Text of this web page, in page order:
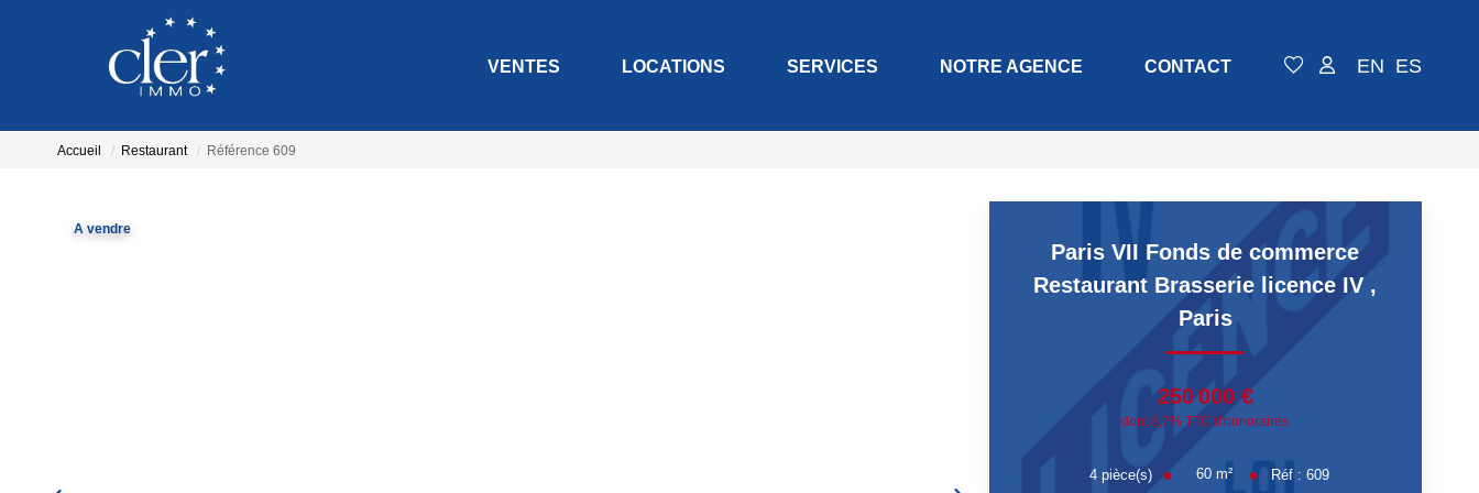
VENTES LOCATIONS SERVICES NOTRE AGENCE CONTACT EN ES
Accueil Restaurant Référence 609
A vendre
Paris VII Fonds de commerce
Restaurant Brasserie licence IV ,
Paris
250 000 €
dont 8,7% TTC d'honoraires
4pièce(s) 60m² Réf :609